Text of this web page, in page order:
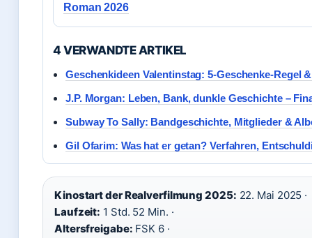
Roman 2026
4 VERWANDTE ARTIKEL
Geschenkideen Valentinstag: 5-Geschenke-Regel
J.P. Morgan: Leben, Bank, dunkle Geschichte –
Subway To Sally: Bandgeschichte, Mitglieder &
Gil Ofarim: Was hat er getan? Verfahren,
Kinostart der Realverfilmung 2025: 22. Mai 2025 ·
Laufzeit: 1 Std. 52 Min. ·
Altersfreigabe: FSK 6 ·